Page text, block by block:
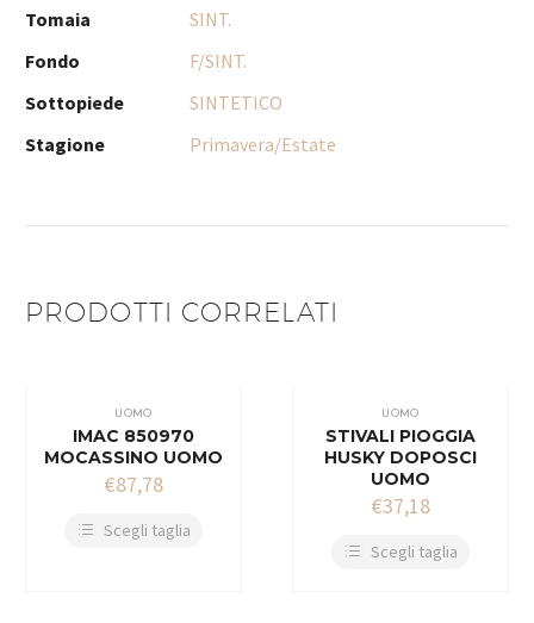
Tomaia
SINT.
Fondo
F/SINT.
Sottopiede
SINTETICO
Stagione
Primavera/Estate
PRODOTTI CORRELATI
UOMO
IMAC 850970
MOCASSINO UOMO
€87,78
Scegli taglia
UOMO
STIVALI PIOGGIA
HUSKY DOPOSCI
UOMO
€37,18
Scegli taglia